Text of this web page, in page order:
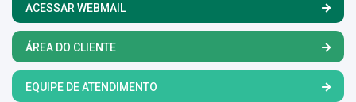
ACESSAR WEBMAIL
ÁREA DO CLIENTE
EQUIPE DE ATENDIMENTO